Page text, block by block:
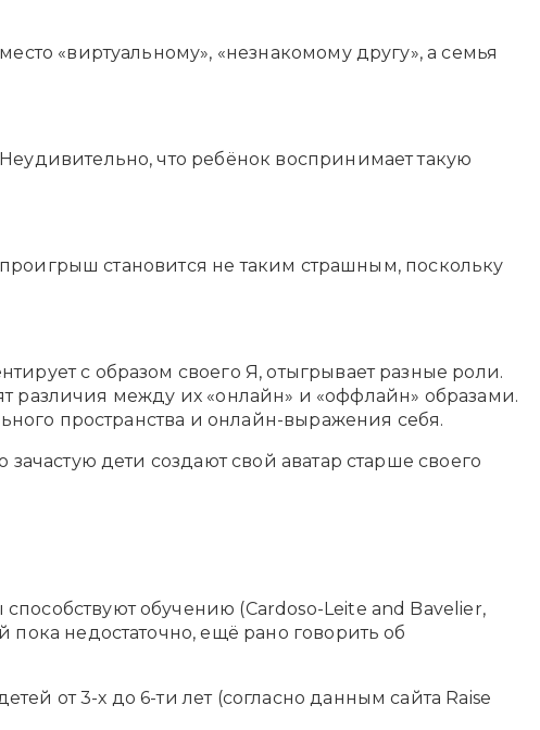
«виртуальному», «незнакомому другу», а семья
что ребёнок воспринимает такую
проигрыш становится не таким страшным, поскольку
с образом своего Я, отыгрывает разные роли.
различия между их «онлайн» и «оффлайн» образами.
пространства и онлайн-выражения себя.
дети создают свой аватар старше своего
обучению (Cardoso-Leite and Bavelier,
недостаточно, ещё рано говорить об
от 3-х до 6-ти лет (согласно данным сайта Raise